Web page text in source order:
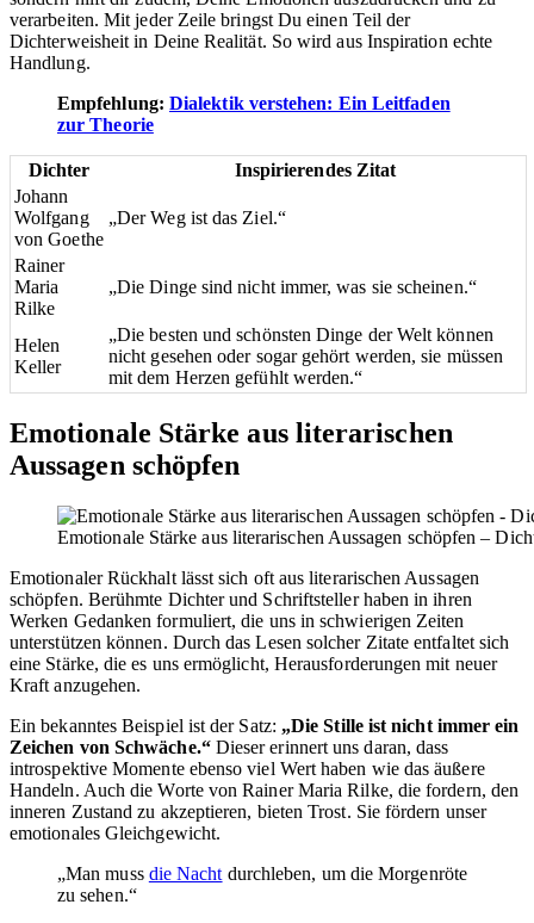
verarbeiten. Mit jeder Zeile bringst Du einen Teil der
Dichterweisheit in Deine Realität. So wird aus Inspiration echte
Handlung.
Empfehlung: Dialektik verstehen: Ein Leitfaden
zur Theorie
Dichter
Inspirierendes Zitat
Johann
Wolfgang
von Goethe
„Der Weg ist das Ziel.“
Rainer
Maria
Rilke
„Die Dinge sind nicht immer, was sie scheinen.“
Helen
Keller
„Die besten und schönsten Dinge der Welt können
nicht gesehen oder sogar gehört werden, sie müssen
mit dem Herzen gefühlt werden.“
Emotionale Stärke aus literarischen
Aussagen schöpfen
Emotionale Stärke aus literarischen Aussagen schöpfen –
Emotionaler Rückhalt lässt sich oft aus literarischen Aussagen
schöpfen. Berühmte Dichter und Schriftsteller haben in ihren
Werken Gedanken formuliert, die uns in schwierigen Zeiten
unterstützen können. Durch das Lesen solcher Zitate entfaltet sich
eine Stärke, die es uns ermöglicht, Herausforderungen mit neuer
Kraft anzugehen.
Ein bekanntes Beispiel ist der Satz: „Die Stille ist nicht immer ein
Zeichen von Schwäche.“Dieser erinnert uns daran, dass
introspektive Momente ebenso viel Wert haben wie das äußere
Handeln. Auch die Worte von Rainer Maria Rilke, die fordern, den
inneren Zustand zu akzeptieren, bieten Trost. Sie fördern unser
emotionales Gleichgewicht.
„Man muss die Nacht durchleben, um die Morgenröte
zu sehen.“